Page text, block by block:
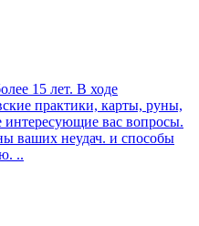
15 лет. В ходе
практики, карты, руны,
интересующие вас вопросы.
ваших неудач. и способы
..